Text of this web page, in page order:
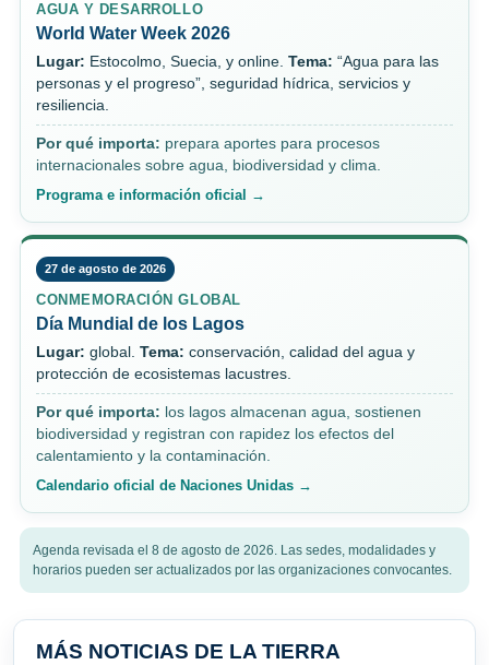
AGUA Y DESARROLLO
World Water Week 2026
Lugar: Estocolmo, Suecia, y online. Tema: “Agua para las
personas y el progreso”, seguridad hídrica, servicios y
resiliencia.
Por qué importa: prepara aportes para procesos
internacionales sobre agua, biodiversidad y clima.
Programa e información oficial →
27 de agosto de 2026
CONMEMORACIÓN GLOBAL
Día Mundial de los Lagos
Lugar: global. Tema: conservación, calidad del agua y
protección de ecosistemas lacustres.
Por qué importa: los lagos almacenan agua, sostienen
biodiversidad y registran con rapidez los efectos del
calentamiento y la contaminación.
Calendario oficial de Naciones Unidas →
Agenda revisada el 8 de agosto de 2026. Las sedes, modalidades y
horarios pueden ser actualizados por las organizaciones convocantes.
MÁS NOTICIAS DE LA TIERRA